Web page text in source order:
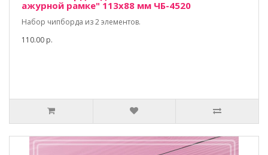
ажурной рамке" 113х88 мм ЧБ-4520
Набор чипборда из 2 элементов.
110.00 р.